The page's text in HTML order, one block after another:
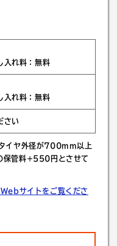
入れ料：無料
入れ料：無料
さい
イヤ外径が700mm以上
保管料+550円とさせて
サイトをご覧くださ